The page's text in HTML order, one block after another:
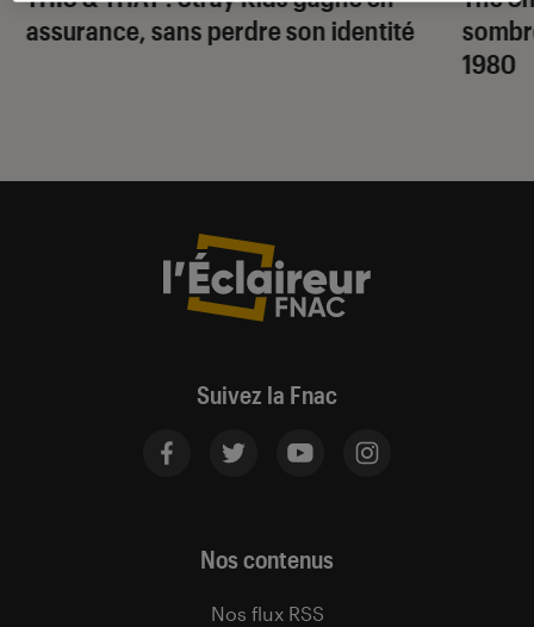
assurance, sans perdre son identité
1980
Suivez la Fnac
Nos contenus
Nos flux RSS